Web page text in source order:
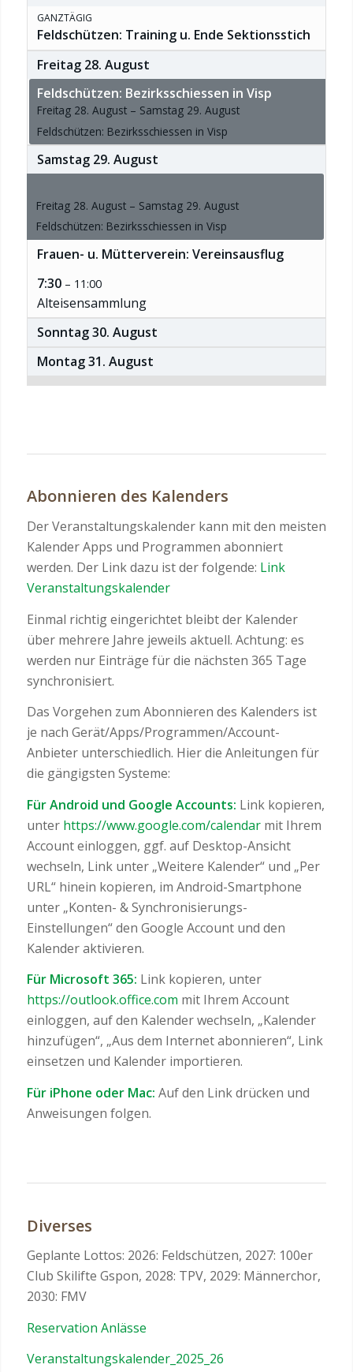
GANZTÄGIG
Feldschützen: Training u. Ende Sektionsstich
Freitag 28. August
Feldschützen: Bezirksschiessen in Visp
Freitag 28. August – Samstag 29. August
Feldschützen: Bezirksschiessen in Visp
Samstag 29. August
Freitag 28. August – Samstag 29. August
Feldschützen: Bezirksschiessen in Visp
Frauen- u. Mütterverein: Vereinsausflug
7:30 – 11:00
Alteisensammlung
Sonntag30. August
Montag31. August
Abonnieren des Kalenders
Der Veranstaltungskalender kann mit den meisten
Kalender Apps und Programmen abonniert
werden. Der Link dazu ist der folgende: Link
Veranstaltungskalender
Einmal richtig eingerichtet bleibt der Kalender
über mehrere Jahre jeweils aktuell. Achtung: es
werden nur Einträge für die nächsten 365 Tage
synchronisiert.
Das Vorgehen zum Abonnieren des Kalenders ist
je nach Gerät/Apps/Programmen/Account-
Anbieter unterschiedlich. Hier die Anleitungen für
die gängigsten Systeme:
Für Android und Google Accounts: Link kopieren,
unter https://www.google.com/calendarmit Ihrem
Account einloggen, ggf. auf Desktop-Ansicht
wechseln, Link unter „Weitere Kalender“ und „Per
URL“ hinein kopieren, im Android-Smartphone
unter „Konten- & Synchronisierungs-
Einstellungen“ den Google Account und den
Kalender aktivieren.
Für Microsoft 365: Link kopieren, unter
https://outlook.office.com mit Ihrem Account
einloggen, auf den Kalender wechseln, „Kalender
hinzufügen“, „Aus dem Internet abonnieren“, Link
einsetzen und Kalender importieren.
Für iPhone oder Mac: Auf den Link drücken und
Anweisungen folgen.
Diverses
Geplante Lottos: 2026: Feldschützen, 2027: 100er
Club Skilifte Gspon, 2028: TPV, 2029: Männerchor,
2030: FMV
Reservation Anlässe
Veranstaltungskalender_2025_26